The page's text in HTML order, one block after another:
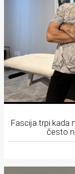
Fascija trpi kada
često